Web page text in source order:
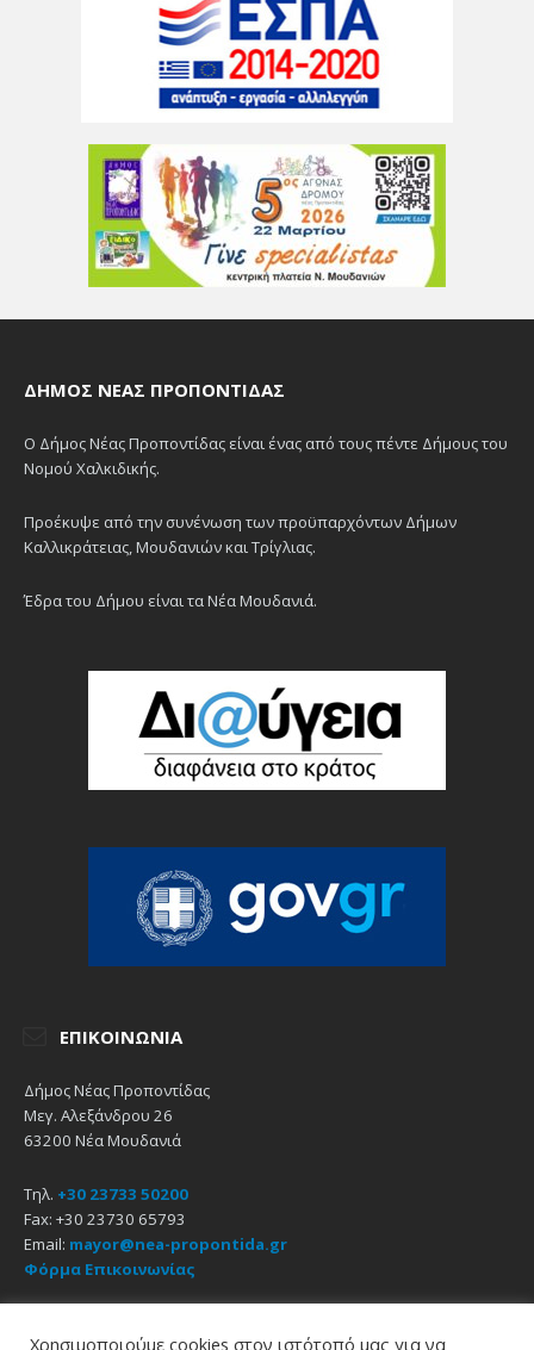
ΔΉΜΟΣ ΝΈΑΣ ΠΡΟΠΟΝΤΊΔΑΣ
Ο Δήμος Νέας Προποντίδας είναι ένας από τους πέντε Δήμους του
Νομού Χαλκιδικής.
Προέκυψε από την συνένωση των προϋπαρχόντων Δήμων
Καλλικράτειας, Μουδανιών και Τρίγλιας.
Έδρα του Δήμου είναι τα Νέα Μουδανιά.
ΕΠΙΚΟΙΝΩΝΊΑ
Δήμος Νέας Προποντίδας
Μεγ. Αλεξάνδρου 26
63200 Νέα Μουδανιά
Τηλ. +30 23733 50200
Fax: +30 23730 65793
Email: mayor@nea-propontida.gr
Φόρμα Επικοινωνίας
Χρησιμοποιούμε cookies στον ιστότοπό μας για να